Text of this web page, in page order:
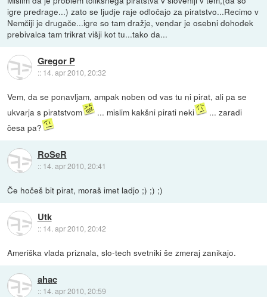
igre predrage...) zato se ljudje raje odločajo za piratstvo...Recimo v
Nemčiji je drugače...igre so tam dražje, vendar je osebni dohodek
prebivalca tam trikrat višji kot tu...tako da...
Gregor P
:: 14. apr 2010, 20:32
Vem, da se ponavljam, ampak noben od vas tu ni pirat, ali pa se
ukvarja s piratstvom
... mislim kakšni pirati neki
... zaradi
česa pa?
RoSeR
:: 14. apr 2010, 20:41
Če hočeš bit pirat, moraš imet ladjo ;) ;) ;)
Utk
:: 14. apr 2010, 20:42
Ameriška vlada priznala, slo-tech svetniki še zmeraj zanikajo.
ahac
:: 14. apr 2010, 20:59